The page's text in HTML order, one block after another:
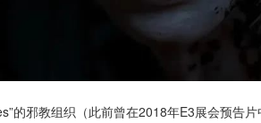
的邪教组织（此前曾在2018年E3展会预告